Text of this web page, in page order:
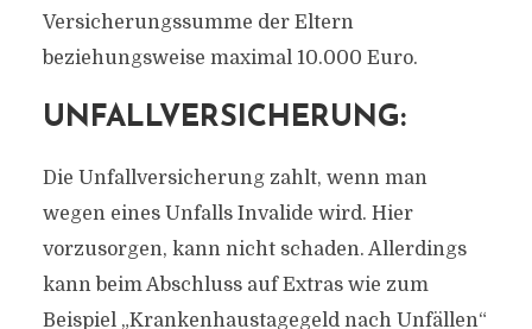
Versicherungssumme der Eltern
beziehungsweise maximal 10.000 Euro.
UNFALLVERSICHERUNG:
Die Unfallversicherung zahlt, wenn man
wegen eines Unfalls Invalide wird. Hier
vorzusorgen, kann nicht schaden. Allerdings
kann beim Abschluss auf Extras wie zum
Beispiel „Krankenhaustagegeld nach Unfällen“